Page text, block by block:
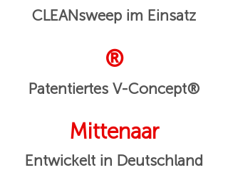
CLEANsweep im Einsatz
®
Patentiertes V-Concept®
Mittenaar
Entwickelt in Deutschland